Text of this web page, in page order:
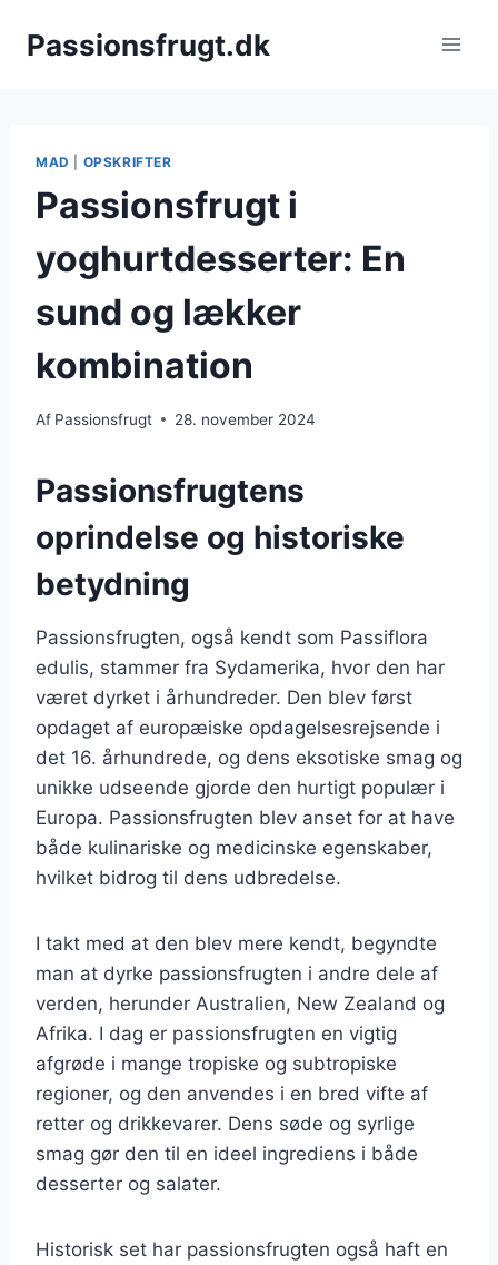
Passionsfrugt.dk
MAD OPSKRIFTER
Passionsfrugt i
yoghurtdesserter: En
sund og lækker
kombination
Af Passionsfrugt 28. november 2024
Passionsfrugtens
oprindelse og historiske
betydning
Passionsfrugten, også kendt som Passiflora
edulis, stammer fra Sydamerika, hvor den har
været dyrket i århundreder. Den blev først
opdaget af europæiske opdagelsesrejsende i
det 16. århundrede, og dens eksotiske smag og
unikke udseende gjorde den hurtigt populær i
Europa. Passionsfrugten blev anset for at have
både kulinariske og medicinske egenskaber,
hvilket bidrog til dens udbredelse.
I takt med at den blev mere kendt, begyndte
man at dyrke passionsfrugten i andre dele af
verden, herunder Australien, New Zealand og
Afrika. I dag er passionsfrugten en vigtig
afgrøde i mange tropiske og subtropiske
regioner, og den anvendes i en bred vifte af
retter og drikkevarer. Dens søde og syrlige
smag gør den til en ideel ingrediens i både
desserter og salater.
Historisk set har passionsfrugten også haft en